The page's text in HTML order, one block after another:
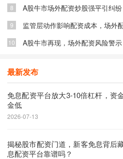
8 A股牛市场外配资炒股强平引纠
9 监管层动作影响配资成本，场外
10
最新发布
免息配资平台放大3-10倍杠杆，资
金低
2026-07-13
揭秘股市配资门道，新客免息背后
息配资平台靠谱吗？